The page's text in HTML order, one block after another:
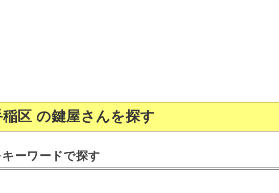
区 の鍵屋さんを探す
ーワードで探す